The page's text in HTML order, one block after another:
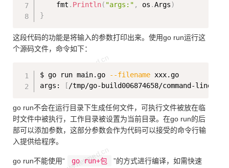
    fmt
. Println( "args:" , os .Args)
}
这段代码的功能是将输入的参数打印出来。使用go run运行这
个源码文件，命令如下：
$ go run main.go --filename xxx.go
args:
[ /tmp/go-build006874658/command-line-
go run不会在运行目录下生成任何文件，可执行文件被放在临
时文件中被执行，工作目录被设置为当前目录。在go run的后
部可以添加参数，这部分参数会作为代码可以接受的命令行输
入提供给程序。
go run不能使用“ go run+包 ”的方式进行编译，如需快速